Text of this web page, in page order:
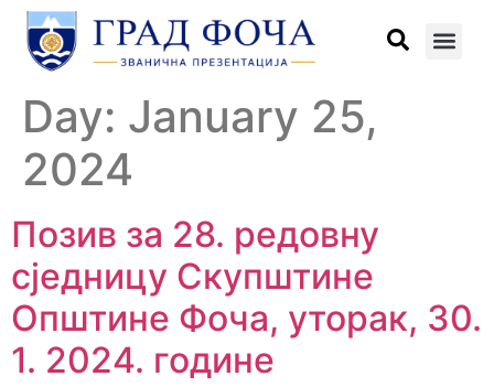
Day: January 25,
2024
Позив за 28. редовну
сједницу Скупштине
Општине Фоча, уторак, 30.
1. 2024. године